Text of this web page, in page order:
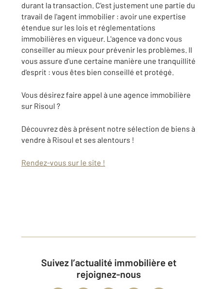
durant la transaction. C'est justement une partie du
travail de l'agent immobilier : avoir une expertise
étendue sur les lois et réglementations
immobilières en vigueur. L'agence va donc vous
conseiller au mieux pour prévenir les problèmes. Il
vous assure d'une certaine manière une tranquillité
d'esprit : vous êtes bien conseillé et protégé.
Vous désirez faire appel à une agence immobilière
sur Risoul ?
Découvrez dès à présent notre sélection de biens à
vendre à Risoul et ses alentours !
Rendez-vous sur le site !
Suivez l’actualité immobilière et
rejoignez-nous